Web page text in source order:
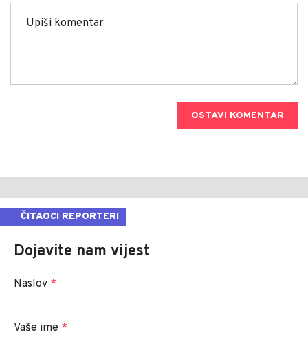
OSTAVI KOMENTAR
ČITAOCI REPORTERI
Dojavite nam vijest
Naslov *
Vaše ime *